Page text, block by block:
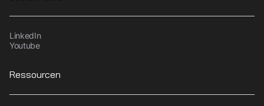
LinkedIn
Youtube
Ressourcen